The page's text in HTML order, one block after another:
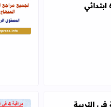
للمستويات 4 + 5 + 6 ابتدائي
التربية